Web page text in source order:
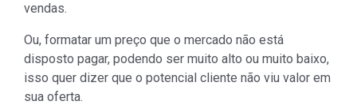
vendas.
Ou, formatar um preço que o mercado não está
disposto pagar, podendo ser muito alto ou muito baixo,
isso quer dizer que o potencial cliente não viu valor em
sua oferta.